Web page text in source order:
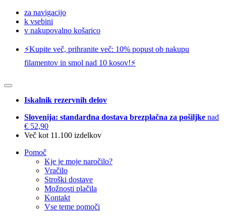
za navigacijo
k vsebini
v nakupovalno košarico
⚡️Kupite več, prihranite več: 10% popust ob nakupu
filamentov in smol nad 10 kosov!⚡️
Iskalnik rezervnih delov
Slovenija: standardna dostava brezplačna za pošiljke nad
€ 52,90
Več kot 11.100 izdelkov
Pomoč
Kje je moje naročilo?
Vračilo
Stroški dostave
Možnosti plačila
Kontakt
Vse teme pomoči